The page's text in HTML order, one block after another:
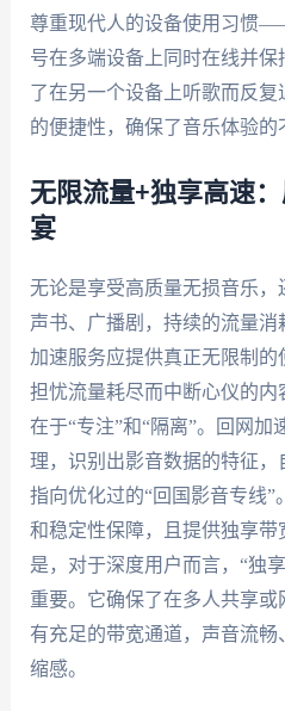
尊重现代人的设备使用习惯
号在多端设备上同时在线并
了在另一个设备上听歌而反
的便捷性，确保了音乐体验的
无限流量+独享高速
宴
无论是享受高质量无损音乐
声书、广播剧，持续的流量消
加速服务应提供真正无限制的
担忧流量耗尽而中断心仪的
在于“专注”和“隔离”。回网
理，识别出影音数据的特征
指向优化过的“回国影音专线
和稳定性保障，且提供独享
是，对于深度用户而言，“独
重要。它确保了在多人共享
有充足的带宽通道，声音流
缩感。